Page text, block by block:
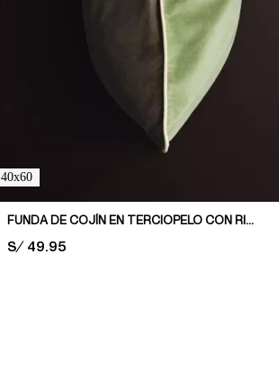
40x60
FUNDA DE COJÍN EN TERCIOPELO CON RIBETE DECORATIVO
PRICE:
S/ 49.95